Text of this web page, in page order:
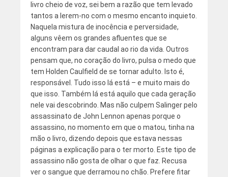
livro cheio de voz, sei bem a razão que tem levado
tantos a lerem-no com o mesmo encanto inquieto.
Naquela mistura de inocência e perversidade,
alguns vêem os grandes afluentes que se
encontram para dar caudal ao rio da vida. Outros
pensam que, no coração do livro, pulsa o medo que
tem Holden Caulfield de se tornar adulto. Isto é,
responsável. Tudo isso lá está – e muito mais do
que isso. Também lá está aquilo que cada geração
nele vai descobrindo. Mas não culpem Salinger pelo
assassinato de John Lennon apenas porque o
assassino, no momento em que o matou, tinha na
mão o livro, dizendo depois que estava nessas
páginas a explicação para o ter morto. Este tipo de
assassino não gosta de olhar o que faz. Recusa
ver o sangue que derramou no chão. Prefere fitar